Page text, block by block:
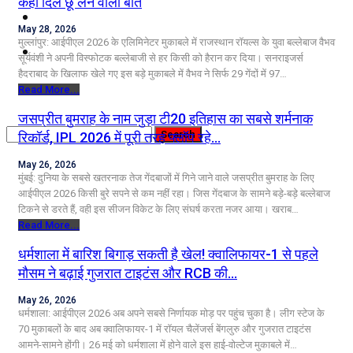
कृषि
धर्म
विज्ञान तकनीकी
May 28, 2026
मुल्लांपुर: आईपीएल 2026 के एलिमिनेटर मुकाबले में राजस्थान रॉयल्स के युवा बल्लेबाज वैभव
सूर्यवंशी ने अपनी विस्फोटक बल्लेबाजी से हर किसी को हैरान कर दिया। सनराइजर्स
हैदराबाद के खिलाफ खेले गए इस बड़े मुकाबले में वैभव ने सिर्फ 29 गेंदों में 97…
Read More...
जसप्रीत बुमराह के नाम जुड़ा टी20 इतिहास का सबसे शर्मनाक
रिकॉर्ड, IPL 2026 में पूरी तरह फ्लॉप रहे…
May 26, 2026
मुंबई: दुनिया के सबसे खतरनाक तेज गेंदबाजों में गिने जाने वाले जसप्रीत बुमराह के लिए
आईपीएल 2026 किसी बुरे सपने से कम नहीं रहा। जिस गेंदबाज के सामने बड़े-बड़े बल्लेबाज
टिकने से डरते हैं, वही इस सीजन विकेट के लिए संघर्ष करता नजर आया। खराब…
Read More...
धर्मशाला में बारिश बिगाड़ सकती है खेल! क्वालिफायर-1 से पहले
मौसम ने बढ़ाई गुजरात टाइटंस और RCB की…
May 26, 2026
धर्मशाला: आईपीएल 2026 अब अपने सबसे निर्णायक मोड़ पर पहुंच चुका है। लीग स्टेज के
70 मुकाबलों के बाद अब क्वालिफायर-1 में रॉयल चैलेंजर्स बेंगलुरु और गुजरात टाइटंस
आमने-सामने होंगी। 26 मई को धर्मशाला में होने वाले इस हाई-वोल्टेज मुकाबले में…